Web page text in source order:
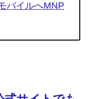
バイルへMNP